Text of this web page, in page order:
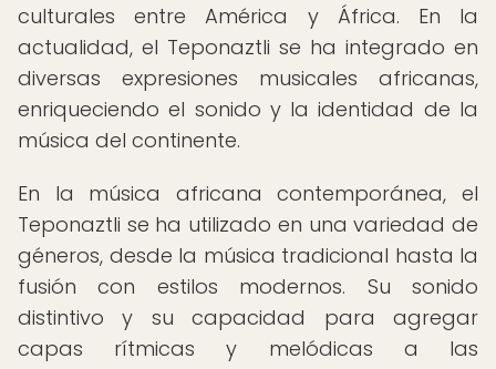
culturales entre América y África. En la
actualidad, el Teponaztli se ha integrado en
diversas expresiones musicales africanas,
enriqueciendo el sonido y la identidad de la
música del continente.
En la música africana contemporánea, el
Teponaztli se ha utilizado en una variedad de
géneros, desde la música tradicional hasta la
fusión con estilos modernos. Su sonido
distintivo y su capacidad para agregar
capas rítmicas y melódicas a las